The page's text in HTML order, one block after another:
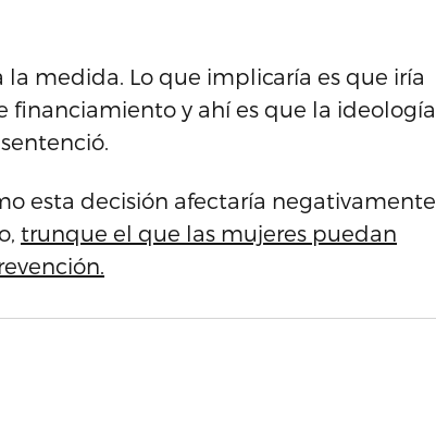
medida. Lo que implicaría es que iría
financiamiento y ahí es que la ideología
esta decisión afectaría negativamente
trunque el que las mujeres puedan